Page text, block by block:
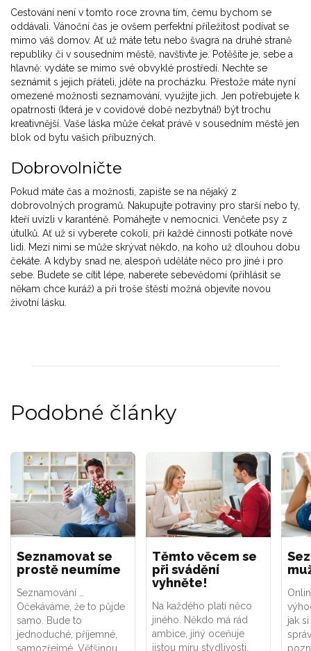
Cestování není v tomto roce zrovna tím, čemu bychom se
oddávali. Vánoční čas je ovšem perfektní příležitost podívat se
mimo váš domov. Ať už máte tetu nebo švagra na druhé straně
republiky či v sousedním městě, navštivte je. Potěšíte je, sebe a
hlavně: vydáte se mimo své obvyklé prostředí. Nechte se
seznámit s jejich přáteli, jděte na procházku. Přestože máte nyní
omezené možnosti seznamování, využijte jich. Jen potřebujete k
opatrnosti (která je v covidové době nezbytná!) být trochu
kreativnější. Vaše láska může čekat právě v sousedním městě jen
blok od bytu vašich příbuzných.
Dobrovolničte
Pokud máte čas a možnosti, zapište se na nějaký z
dobrovolných programů. Nakupujte potraviny pro starší nebo ty,
kteří uvízli v karanténě. Pomáhejte v nemocnici. Venčete psy z
útulků. Ať už si vyberete cokoli, při každé činnosti potkáte nové
lidi. Mezi nimi se může skrývat někdo, na koho už dlouhou dobu
čekáte. A kdyby snad ne, alespoň uděláte něco pro jiné i pro
sebe. Budete se cítit lépe, naberete sebevědomí (přihlásit se
někam chce kuráž) a při troše štěstí možná objevíte novou
životní lásku.
Podobné články
Seznamovat se
prostě neumíme
Seznamování …
Očekáváme, že to půjde
samo. Bude to
jednoduché, příjemné,
samozřejmé. Většinou
Těmto věcem se
při svádění
vyhněte!
Na každého platí něco
jiného. Někdo má rád
ambice, jiný oceňuje
jistou míru stydlivosti.
jak